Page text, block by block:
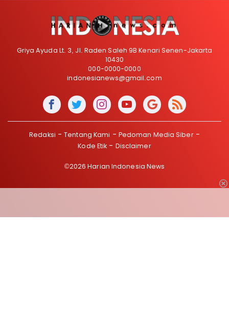
Griya Ayuda Lt. 3, Jl. Raden Saleh 9B Kenari Senen-Jakarta
10430
000-0000-0000
indonesianews@gmail.com
Redaksi Tentang Kami
Pedoman Media Siber
Kode Etik
Disclaimer
©2026 Harian Indonesia News